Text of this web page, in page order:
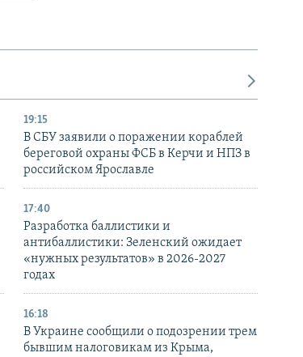
19:15
В СБУ заявили о поражении кораблей
береговой охраны ФСБ в Керчи и НПЗ в
российском Ярославле
17:40
Разработка баллистики и
антибаллистики: Зеленский ожидает
«нужных результатов» в 2026-2027
годах
16:18
В Украине сообщили о подозрении трем
бывшим налоговикам из Крыма,